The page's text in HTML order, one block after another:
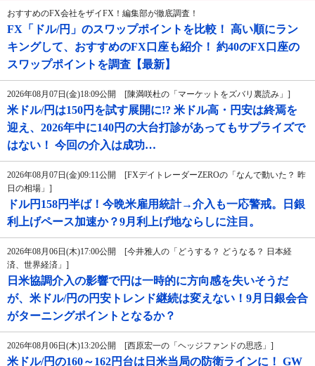
おすすめのFX会社をザイFX！編集部が徹底調査！
FX「ドル/円」のスワップポイントを比較！ 高い順にラン
キングして、おすすめのFX口座も紹介！ 約40のFX口座の
スワップポイントを調査【最新】
2026年08月07日(金)18:09公開 [陳満咲杜の「マーケットをズバリ裏読み」]
米ドル/円は150円を試す展開に!? 米ドル高・円安は終焉を
迎え、2026年中に140円の大台打診があってもサプライズで
はない！ 今回の介入は成功…
2026年08月07日(金)09:11公開 [FXデイトレーダーZEROの「なんで動いた？ 昨
日の相場」]
ドル円158円半ば！今晩米雇用統計→介入も一応警戒。日銀
利上げペース加速か？9月利上げ地ならしに注目。
2026年08月06日(木)17:00公開 [今井雅人の「どうする？ どうなる？ 日本経
済、世界経済」]
日米協調介入の影響で円は一時的に方向感を失いそうだ
が、米ドル/円の円安トレンド継続は変えない！9月日銀会合
がターニングポイントとなるか？
2026年08月06日(木)13:20公開 [西原宏一の「ヘッジファンドの思惑」]
米ドル/円の160～162円台は日米当局の防衛ラインに！ GW